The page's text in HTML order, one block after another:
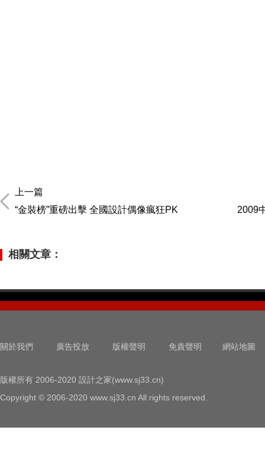
上一篇
“金裝榜”重磅出擊 全國設計偶像瘋狂PK
2009
相關文章：
關於我們 廣告投放 版權聲明 免責聲明 網站地圖
版權所有 2006-2020 設計之家(www.sj33.cn)
Copyright © 2006-2020 www.sj33.cn All rights reserved.